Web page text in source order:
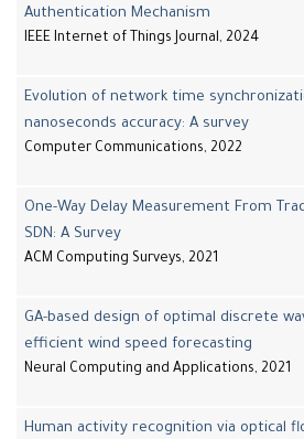
Authentication Mechanism
IEEE Internet of Things Journal, 2024
Evolution of network time
nanoseconds accuracy: A survey
Computer Communications, 2022
One-Way Delay Measurement
SDN: A Survey
ACM Computing Surveys, 2021
GA-based design of optimal
efficient wind speed forecasting
Neural Computing and Applications,
Human activity recognition via